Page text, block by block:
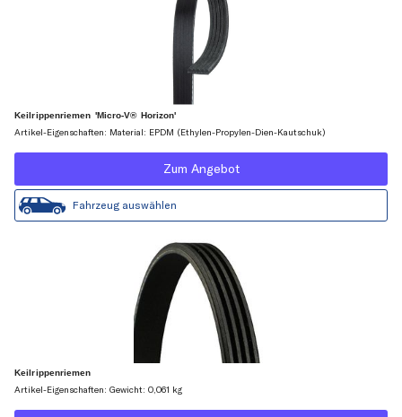
Keilrippenriemen 'Micro-V® Horizon'
Artikel-Eigenschaften: Material: EPDM (Ethylen-Propylen-Dien-Kautschuk)
Zum Angebot
Fahrzeug auswählen
Keilrippenriemen
Artikel-Eigenschaften: Gewicht: 0,061 kg